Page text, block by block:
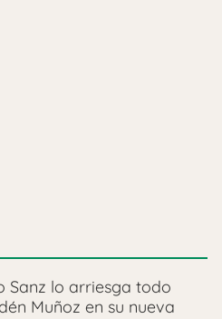
Sanz lo arriesga todo
Muñoz en su nueva